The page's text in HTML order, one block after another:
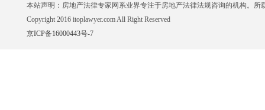
本站声明：房地产法律专家网系业界专注于房地产法律法规咨询的机构。
Copyright 2016 itoplawyer.com All Right Reserved
京ICP备16000443号-7